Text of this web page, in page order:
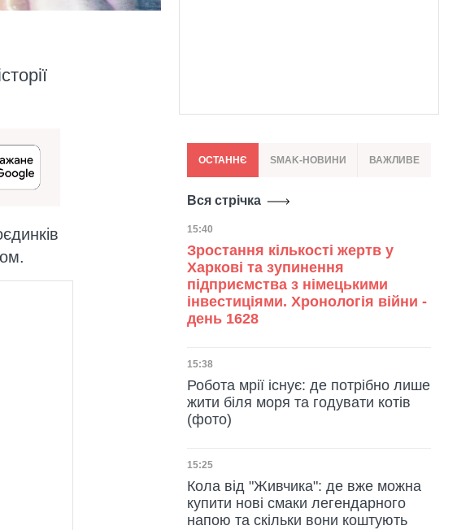
ОСТАННЄ SMAK-НОВИНИ ВАЖЛИВЕ
Вся стрічка
Дата публікації
15:40
Зростання кількості жертв у
Харкові та зупинення
підприємства з німецькими
інвестиціями. Хронологія війни -
день 1628
Дата публікації
15:38
Робота мрії існує: де потрібно лише
жити біля моря та годувати котів
(фото)
Дата публікації
15:25
Кола від "Живчика": де вже можна
купити нові смаки легендарного
напою та скільки вони коштують